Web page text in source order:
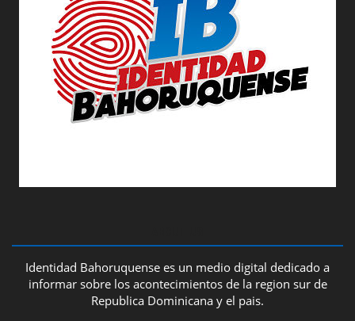
Identidad Bahoruquense es un medio digital dedicado a
informar sobre los acontecimientos de la region sur de
Republica Dominicana y el pais.